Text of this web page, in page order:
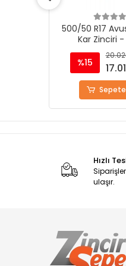
9.50 R24
Zinciri -
%15
Sepete
Hızlı
ulaşır.